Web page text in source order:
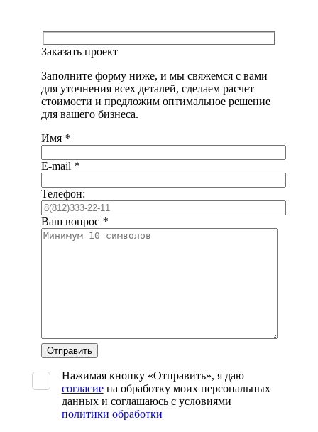
Заказать проект
Заполните форму ниже, и мы свяжемся с вами
для уточнения всех деталей, сделаем расчет
стоимости и предложим оптимальное решение
для вашего бизнеса.
Имя *
E-mail *
Телефон:
Ваш вопрос *
Оставьте
это
поле
пустым.
Нажимая кнопку «Отправить», я даю
согласиена обработку моих персональных
данных и соглашаюсь с условиями
политики обработки